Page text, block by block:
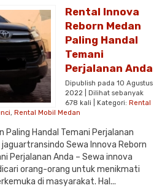
Rental Innova
Reborn Medan
Paling Handal
Temani
Perjalanan Anda
Dipublish pada 10 Agustus
2022 | Dilihat sebanyak
678 kali | Kategori: Rental
, Rental Mobil Medan
Paling Handal Temani Perjalanan
Sewa Innova Reborn
Perjalanan Anda – Sewa innova
orang-orang untuk menikmati
di masyarakat. Hal...